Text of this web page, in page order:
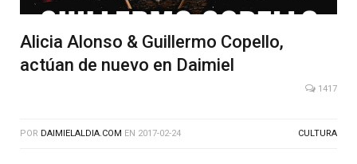
Alicia Alonso & Guillermo Copello,
actúan de nuevo en Daimiel
1417
POR DAIMIELALDIA.COM EN 2017-02-24 CULTURA